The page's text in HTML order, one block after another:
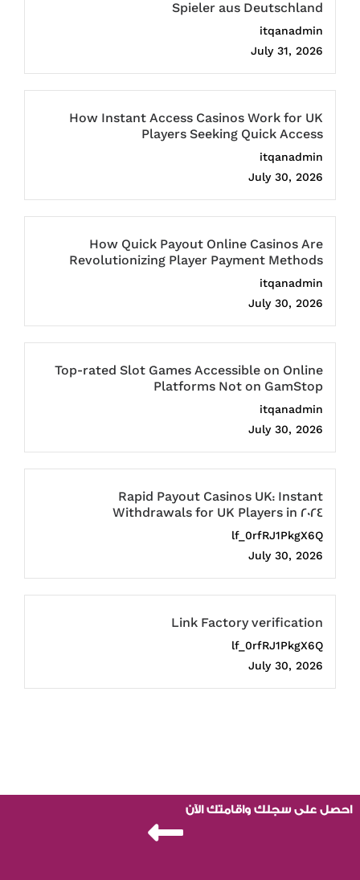
Spieler aus Deutschland
itqanadmin
July 31, 2026
How Instant Access Casinos Work for UK
Players Seeking Quick Access
itqanadmin
July 30, 2026
How Quick Payout Online Casinos Are
Revolutionizing Player Payment Methods
itqanadmin
July 30, 2026
Top-rated Slot Games Accessible on Online
Platforms Not on GamStop
itqanadmin
July 30, 2026
Rapid Payout Casinos UK: Instant
Withdrawals for UK Players in 2024
lf_0rfRJ1PkgX6Q
July 30, 2026
Link Factory verification
lf_0rfRJ1PkgX6Q
July 30, 2026
احصل على سجلك واقامتك الآن